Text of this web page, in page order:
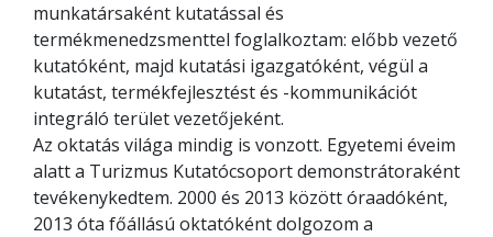
munkatársaként kutatással és
termékmenedzsmenttel foglalkoztam: előbb vezető
kutatóként, majd kutatási igazgatóként, végül a
kutatást, termékfejlesztést és -kommunikációt
integráló terület vezetőjeként.
Az oktatás világa mindig is vonzott. Egyetemi éveim
alatt a Turizmus Kutatócsoport demonstrátoraként
tevékenykedtem. 2000 és 2013 között óraadóként,
2013 óta főállású oktatóként dolgozom a